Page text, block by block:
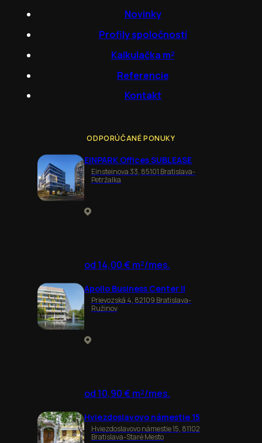
Novinky
Profily spoločností
Kalkulačka m²
Referencie
Kontakt
ODPORÚČANÉ PONUKY
EINPARK Offices SUBLEASE
Einsteinova 33, 85101 Bratislava-
Petržalka
od 14,00 € m²/mes.
Apollo Business Center II
Prievozská 4, 82109 Bratislava-
Ružinov
od 10,90 € m²/mes.
Hviezdoslavovo námestie 15
Hviezdoslavovo námestie 15, 81102
Bratislava-Staré Mesto